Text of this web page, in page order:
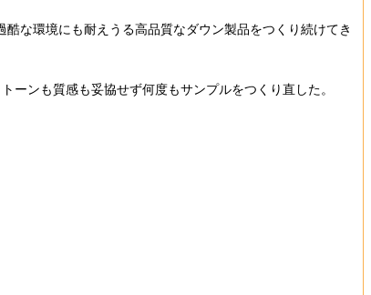
な環境にも耐えうる高品質なダウン製品をつくり続けてき
ンも質感も妥協せず何度もサンプルをつくり直した。